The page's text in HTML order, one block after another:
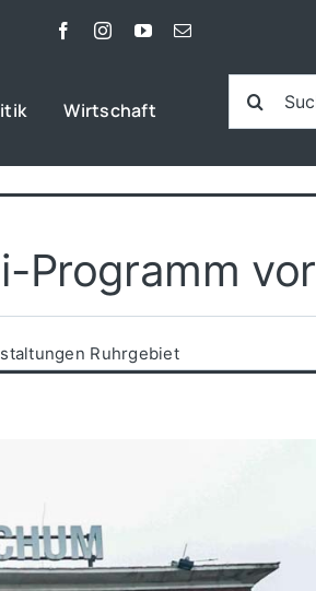
Wirtschaft
Suche
nach:
Programm vor
Ruhrgebiet